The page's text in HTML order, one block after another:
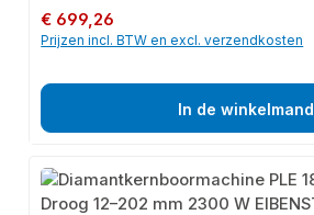
Normale prijs:
€ 699,26
Prijzen incl. BTW en excl. verzendkosten
In de winkelmand